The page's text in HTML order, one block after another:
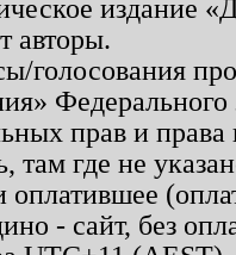
издание
авторы.
голосования
прав и
там где не
оплатившее
- сайт, без